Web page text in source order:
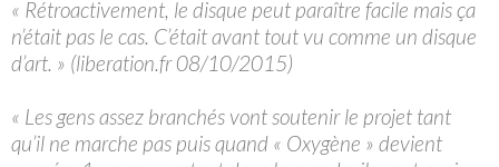
« Rétroactivement, le disque peut paraître facile mais ça
n’était pas le cas. C’était avant tout vu comme un disque
d’art. » (liberation.fr 08/10/2015)
« Les gens assez branchés vont soutenir le projet tant
qu’il ne marche pas puis quand « Oxygène » devient